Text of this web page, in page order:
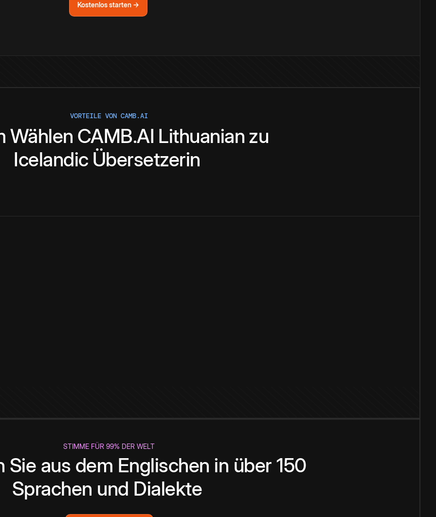
Kostenlos starten →
VORTEILE VON CAMB.AI
Wählen CAMB.AI Lithuanian zu
Icelandic Übersetzerin
STIMME FÜR 99% DER WELT
Sie aus dem Englischen in über 150
Sprachen und Dialekte